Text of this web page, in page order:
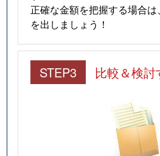
正確な金額を把握する場合
を出しましょう！
STEP3 比較＆検討